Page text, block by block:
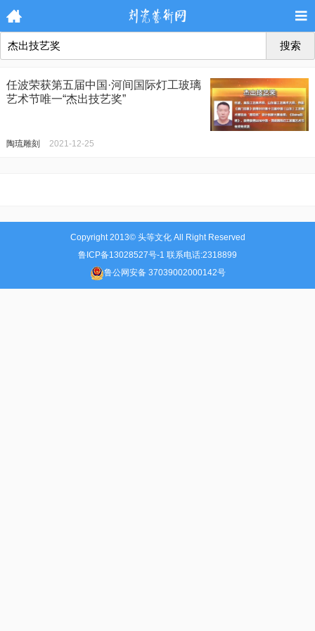
搜索
任波荣获第五届中国·河间国际灯工玻璃
艺术节唯一“杰出技艺奖”
陶琉雕刻 2021-12-25
Copyright 2013© 头等文化 All Right Reserved
鲁ICP备13028527号-1 联系电话:2318899
鲁公网安备 37039002000142号